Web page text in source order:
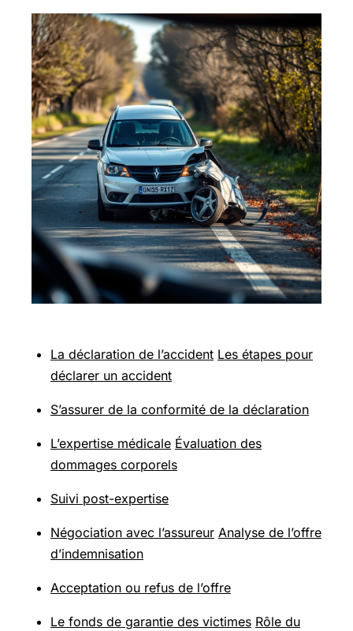
La déclaration de l’accident Les étapes pour
déclarer un accident
S’assurer de la conformité de la déclaration
L’expertise médicale Évaluation des
dommages corporels
Suivi post-expertise
Négociation avec l’assureur Analyse de l’offre
d’indemnisation
Acceptation ou refus de l’offre
Le fonds de garantie des victimes Rôle du